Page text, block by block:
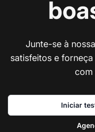
Junte-se à
satisfeitos e
com
Iniciar